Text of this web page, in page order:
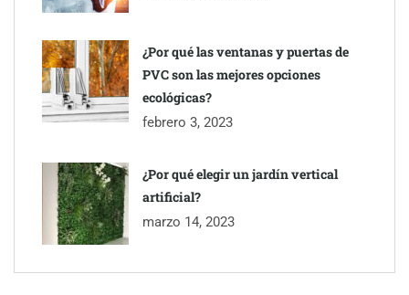
¿Por qué las ventanas y puertas de
PVC son las mejores opciones
ecológicas?
febrero 3, 2023
¿Por qué elegir un jardín vertical
artificial?
marzo 14, 2023